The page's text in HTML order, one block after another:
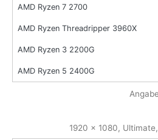
AMD Ryzen 7 2700
AMD Ryzen Threadripper 3960X
AMD Ryzen 3 2200G
AMD Ryzen 5 2400G
1920 x 1080,